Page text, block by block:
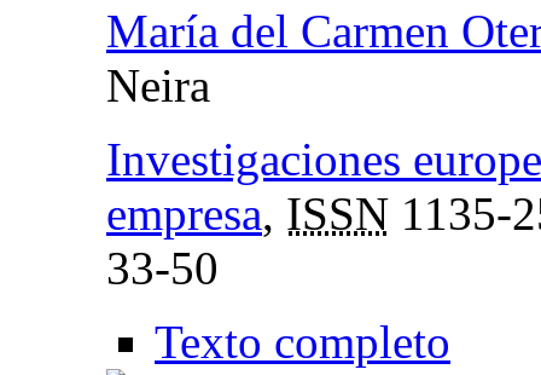
María del Carmen
Neira
Investigaciones
empresa, ISSN 1135-
33-50
Texto completo